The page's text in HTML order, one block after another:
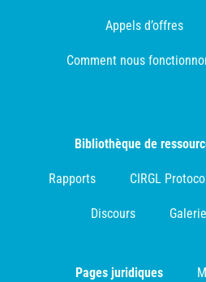
Appels d’offres
Comment nous
Bibliothèque de
Rapports CIRGL
Discours Galerie
Pages juridiques